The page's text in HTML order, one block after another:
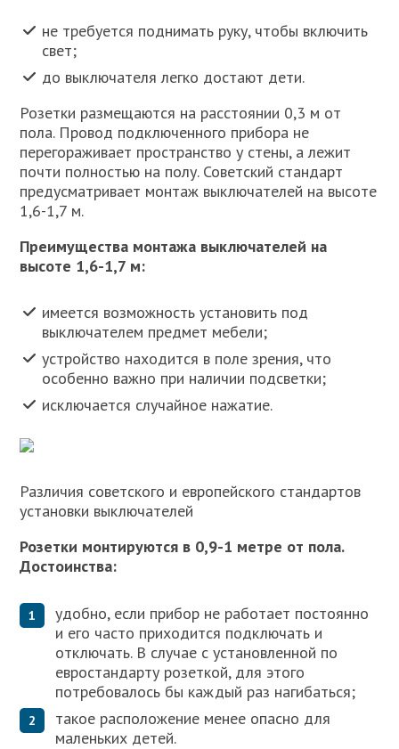
не требуется поднимать руку, чтобы включить
свет;
до выключателя легко достают дети.
Розетки размещаются на расстоянии 0,3 м от
пола. Провод подключенного прибора не
перегораживает пространство у стены, а лежит
почти полностью на полу. Советский стандарт
предусматривает монтаж выключателей на высоте
1,6-1,7 м.
Преимущества монтажа выключателей на
высоте 1,6-1,7 м:
имеется возможность установить под
выключателем предмет мебели;
устройство находится в поле зрения, что
особенно важно при наличии подсветки;
исключается случайное нажатие.
Различия советского и европейского стандартов
установки выключателей
Розетки монтируются в 0,9-1 метре от пола.
Достоинства:
удобно, если прибор не работает постоянно
и его часто приходится подключать и
отключать. В случае с установленной по
евростандарту розеткой, для этого
потребовалось бы каждый раз нагибаться;
такое расположение менее опасно для
маленьких детей.